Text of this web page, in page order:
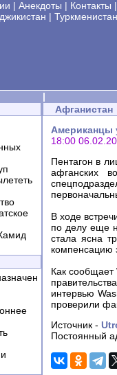
| Анекдоты | Контакты |
| Туркменистан
|
Афганистан
Американцы
18:00
Пентагон в
афганских
В ходе
по делу еще
стала ясна
компенсацию
Как сообщает
интервью
проверили
Источник -
Постоянный